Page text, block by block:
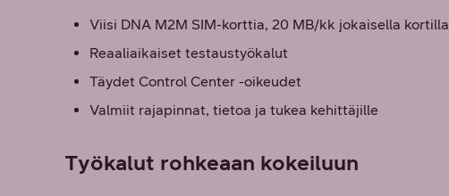
Viisi DNA M2M SIM-korttia, 20 MB/kk jokaisella kortilla
Reaaliaikaiset testaustyökalut
Täydet Control Center -oikeudet
Valmiit rajapinnat, tietoa ja tukea kehittäjille
Työkalut rohkeaan kokeiluun